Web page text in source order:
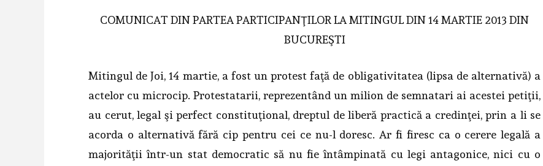
COMUNICAT DIN PARTEA PARTICIPANŢILOR LA MITINGUL DIN 14 MARTIE 2013 DIN
BUCUREŞTI
Mitingul de Joi, 14 martie, a fost un protest faţă de obligativitatea (lipsa de alternativă) a
actelor cu microcip. Protestatarii, reprezentând un milion de semnatari ai acestei petiţii,
au cerut, legal şi perfect constituţional, dreptul de liberă practică a credinţei, prin a li se
acorda o alternativă fără cip pentru cei ce nu-l doresc. Ar fi firesc ca o cerere legală a
majorităţii într-un stat democratic să nu fie întâmpinată cu legi antagonice, nici cu o